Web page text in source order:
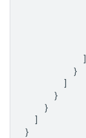
]
}
]
}
}
]
}